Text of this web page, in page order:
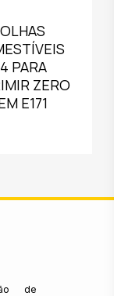
PARA
ZERO
E171
de